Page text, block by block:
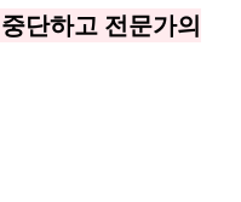
단하고 전문가의